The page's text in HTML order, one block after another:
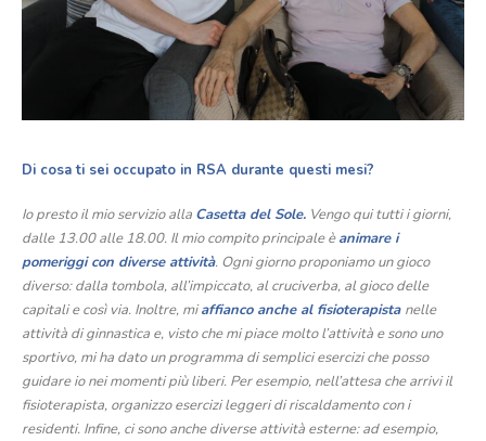
Di cosa ti sei occupato in RSA durante questi mesi?
Io presto il mio servizio alla Casetta del Sole. Vengo qui tutti i giorni,
dalle 13.00 alle 18.00. Il mio compito principale èanimare i
pomeriggi con diverse attività. Ogni giorno proponiamo un gioco
diverso: dalla tombola, all’impiccato, al cruciverba, al gioco delle
capitali e così via. Inoltre, miaffianco anche al fisioterapista nelle
attività di ginnastica e, visto che mi piace molto l’attività e sono uno
sportivo, mi ha dato un programma di semplici esercizi che posso
guidare io nei momenti più liberi. Per esempio, nell’attesa che arrivi il
fisioterapista, organizzo esercizi leggeri di riscaldamento con i
residenti. Infine, ci sono anche diverse attività esterne: ad esempio,